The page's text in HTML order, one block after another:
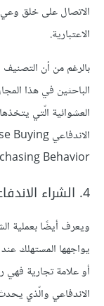
الاتصال على خلق وعي
الاعتبارية.
بالرغم من أن
الباحثين في هذا
العشوائية الّتي
Behavior.
4. الشراء الاندفاعي Impulse Buying
ويعرف أيضًا بعملية
يواجهها المستهلك
أو علامة تجارية فهي
الاندفاعي والّذي